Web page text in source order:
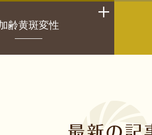
齢黄斑変性